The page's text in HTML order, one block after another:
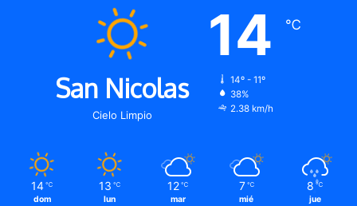
San Nicolas
Cielo Limpio
14 ℃
14º - 11º
38%
2.38 km/h
14 ℃
dom
13 ℃
lun
12 ℃
mar
7 ℃
mié
8 ℃
jue